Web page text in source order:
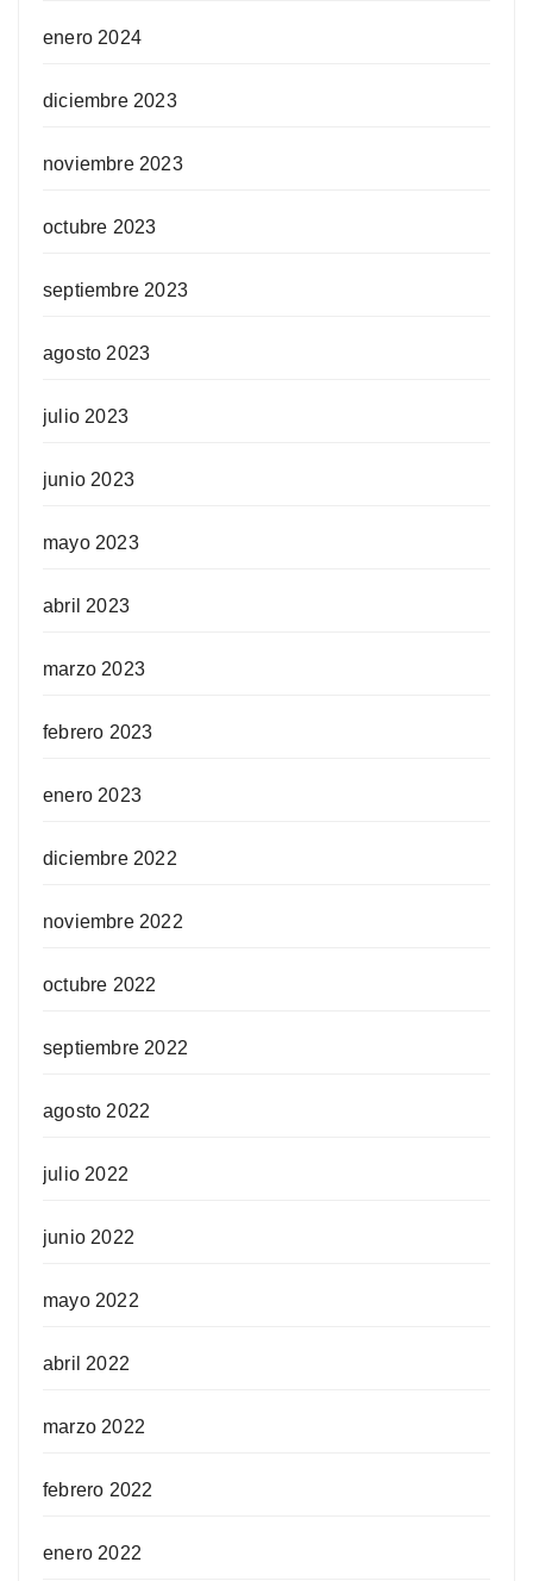
enero 2024
diciembre 2023
noviembre 2023
octubre 2023
septiembre 2023
agosto 2023
julio 2023
junio 2023
mayo 2023
abril 2023
marzo 2023
febrero 2023
enero 2023
diciembre 2022
noviembre 2022
octubre 2022
septiembre 2022
agosto 2022
julio 2022
junio 2022
mayo 2022
abril 2022
marzo 2022
febrero 2022
enero 2022